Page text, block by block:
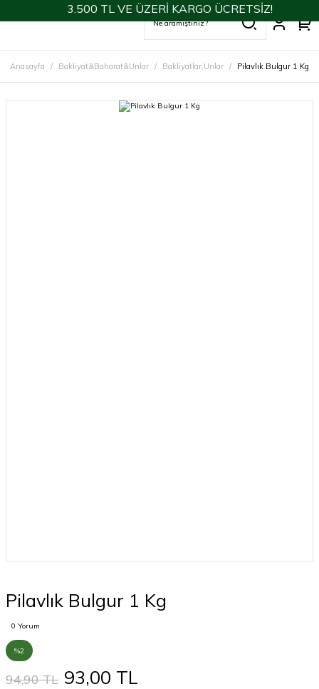
Anasayfa Bakliyat&Baharat&Unlar Bakliyatlar,Unlar Pilavlık Bulgur 1 Kg
Pilavlık Bulgur 1 Kg
0 Yorum
%2
94,90 TL 93,00 TL
3.500 TL VE ÜZERİ KARGO ÜCRETSİZ!